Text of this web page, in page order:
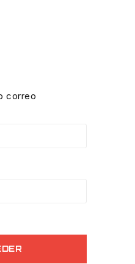
correo